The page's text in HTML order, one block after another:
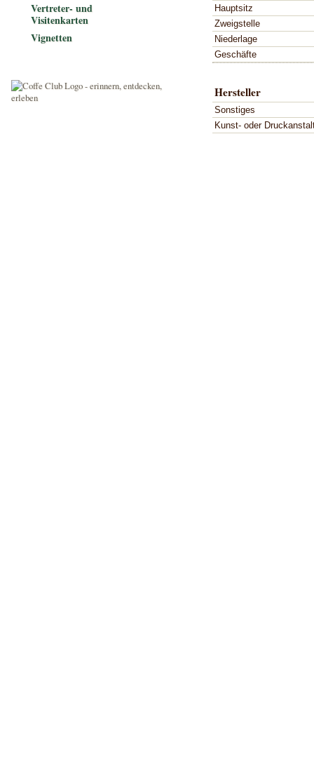
Hauptsitz
Zweigstelle
Niederlage
Geschäfte
Hersteller
Sonstiges
Kunst- oder
Vertreter- und
Visitenkarten
Vignetten